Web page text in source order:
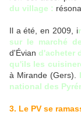
du village :
Il a été, en 2009, i
sur le marché
d'Évian d'acheter
qu'ils les
à Mirande (Gers). I
national des
3. Le PV se